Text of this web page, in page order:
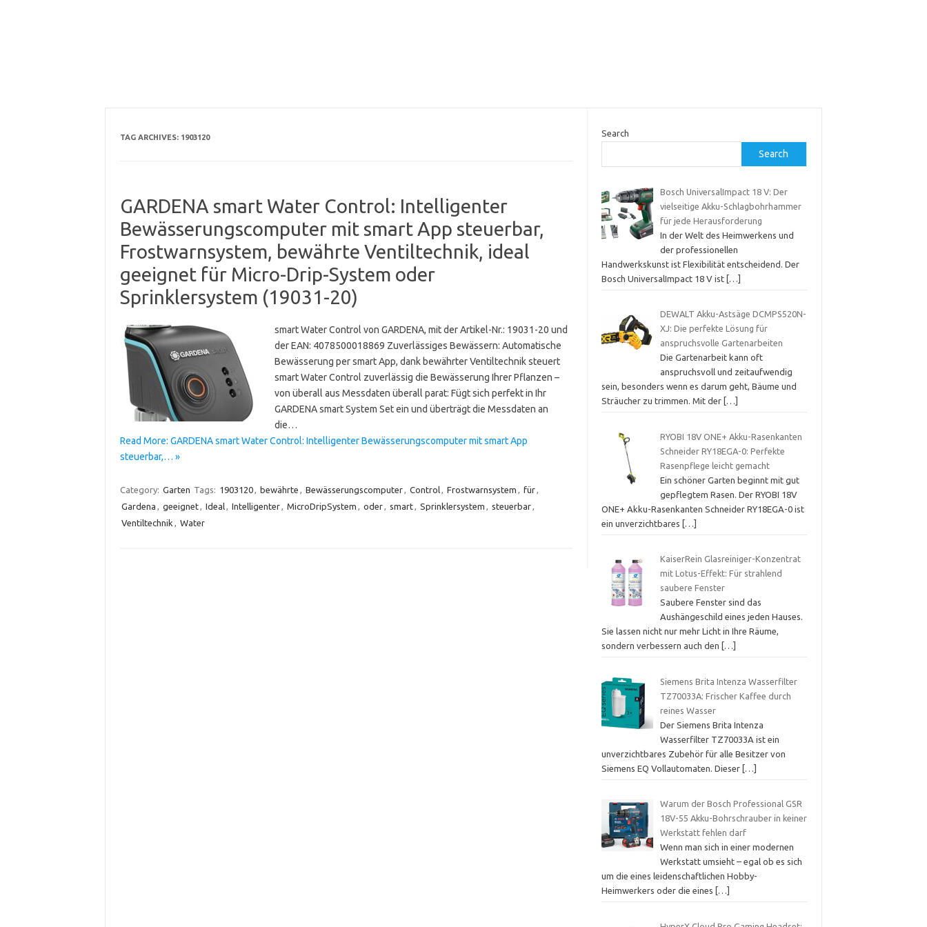
TAG ARCHIVES: 1903120
GARDENA smart Water Control: Intelligenter
Bewässerungscomputer mit smart App steuerbar,
Frostwarnsystem, bewährte Ventiltechnik, ideal
geeignet für Micro-Drip-System oder
Sprinklersystem (19031-20)
smart Water Control von GARDENA, mit der Artikel-Nr.: 19031-20 und
der EAN: 4078500018869 Zuverlässiges Bewässern: Automatische
Bewässerung per smart App, dank bewährter Ventiltechnik steuert
smart Water Control zuverlässig die Bewässerung Ihrer Pflanzen –
von überall aus Messdaten überall parat: Fügt sich perfekt in Ihr
GARDENA smart System Set ein und überträgt die Messdaten an
die…
Read More: GARDENA smart Water Control: Intelligenter Bewässerungscomputer mit smart App
steuerbar,… »
Category: Garten Tags: 1903120, bewährte , Bewässerungscomputer, Control, Frostwarnsystem , für,
Gardena , geeignet, Ideal, Intelligenter, MicroDripSystem , oder, smart, Sprinklersystem , steuerbar,
Ventiltechnik , Water
Search
Search
Bosch UniversalImpact 18 V: Der
vielseitige Akku-Schlagbohrhammer
für jede Herausforderung
In der Welt des Heimwerkens und
der professionellen
Handwerkskunst ist Flexibilität entscheidend. Der
Bosch UniversalImpact 18 V ist […]
DEWALT Akku-Astsäge DCMPS520N-
XJ: Die perfekte Lösung für
anspruchsvolle Gartenarbeiten
Die Gartenarbeit kann oft
anspruchsvoll und zeitaufwendig
sein, besonders wenn es darum geht, Bäume und
Sträucher zu trimmen. Mit der […]
RYOBI 18V ONE+ Akku-Rasenkanten
Schneider RY18EGA-0: Perfekte
Rasenpflege leicht gemacht
Ein schöner Garten beginnt mit gut
gepflegtem Rasen. Der RYOBI 18V
ONE+ Akku-Rasenkanten Schneider RY18EGA-0 ist
ein unverzichtbares
[…]
KaiserRein Glasreiniger-Konzentrat
mit Lotus-Effekt: Für strahlend
saubere Fenster
Saubere Fenster sind das
Aushängeschild eines jeden Hauses.
Sie lassen nicht nur mehr Licht in Ihre Räume,
sondern verbessern auch den
[…]
Siemens Brita Intenza Wasserfilter
TZ70033A: Frischer Kaffee durch
reines Wasser
Der Siemens Brita Intenza
Wasserfilter TZ70033A ist ein
unverzichtbares Zubehör für alle Besitzer von
Siemens EQ Vollautomaten. Dieser […]
Warum der Bosch Professional GSR
18V-55 Akku-Bohrschrauber in keiner
Werkstatt fehlen darf
Wenn man sich in einer modernen
Werkstatt umsieht – egal ob es sich
um die eines leidenschaftlichen Hobby-
Heimwerkers oder die eines
[…]